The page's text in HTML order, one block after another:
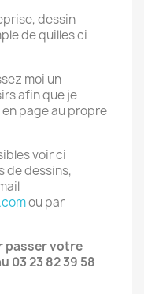
dessin
de quilles ci
moi un
afin que je
page au propre
voir ci
de dessins,
ou par
passer votre
03 23 82 39 58